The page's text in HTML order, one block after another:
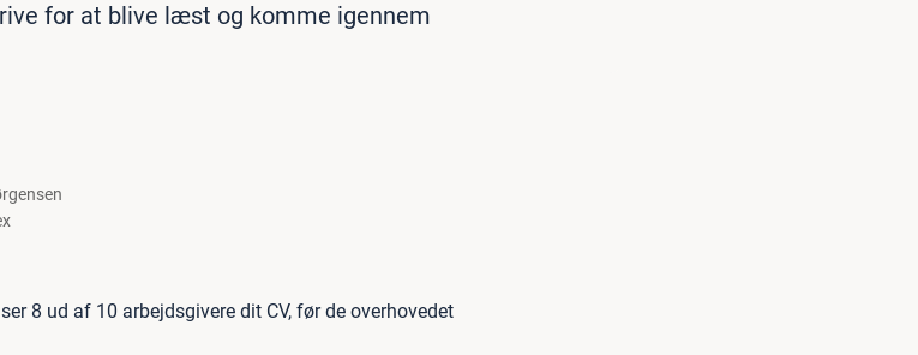
for at blive læst og komme igennem
8 ud af 10 arbejdsgivere dit CV, før de overhovedet